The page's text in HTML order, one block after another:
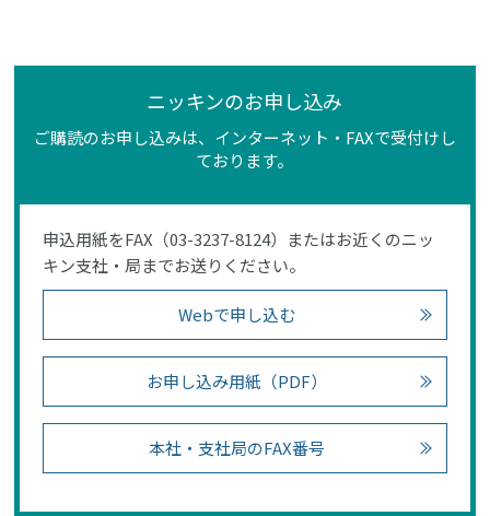
ニッキンのお申し込み
ご購読のお申し込みは、インターネット・FAXで受付けし
ております。
申込用紙をFAX（03-3237-8124）またはお近くのニッ
キン支社・局までお送りください。
Webで申し込む
お申し込み用紙（PDF）
本社・支社局のFAX番号